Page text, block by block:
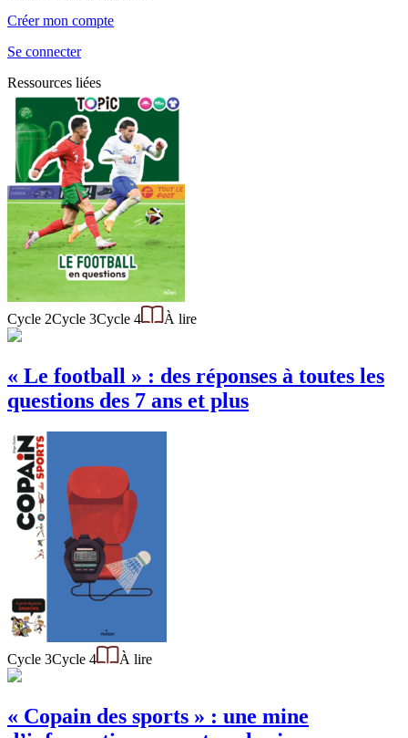
Créer mon compte
Se connecter
Ressources liées
Cycle 2Cycle 3Cycle 4 À lire
« Le football » : des réponses à toutes les
questions des 7 ans et plus
Cycle 3Cycle 4 À lire
« Copain des sports » : une mine